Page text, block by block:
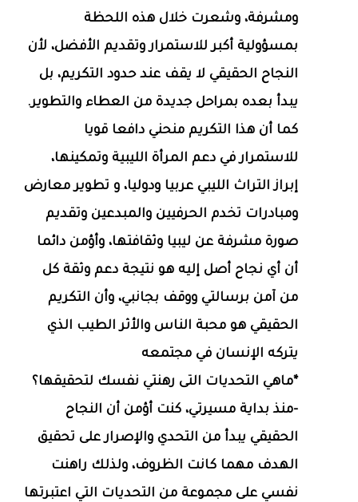
ومشرفة، وشعرت خلال هذه اللحظة
بمسؤولية أكبر للاستمرار وتقديم الأفضل، لأن
النجاح الحقيقي لا يقف عند حدود التكريم، بل
يبدأ بعده بمراحل جديدة من العطاء والتطوير.
كما أن هذا التكريم منحني دافعا قويا
للاستمرار في دعم المرأة الليبية وتمكينها،
إبراز التراث الليبي عربيا ودوليا، و تطوير معارض
ومبادرات تخدم الحرفيين والمبدعين وتقديم
صورة مشرفة عن ليبيا وثقافتها، وأؤمن دائما
أن أي نجاح أصل إليه هو نتيجة دعم وثقة كل
من آمن برسالتي ووقف بجانبي، وأن التكريم
الحقيقي هو محبة الناس والأثر الطيب الذي
يتركه الإنسان في مجتمعه
*ماهي التحديات التى رهنتي نفسك لتحقيقها؟
-منذ بداية مسيرتي، كنت أؤمن أن النجاح
الحقيقي يبدأ من التحدي والإصرار على تحقيق
الهدف مهما كانت الظروف، ولذلك راهنت
نفسي على مجموعة من التحديات التي اعتبرتها